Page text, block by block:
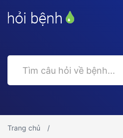
Trang chủ